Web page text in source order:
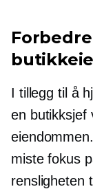
I tillegg til å
en butikksjef
miste fokus
rensligheten